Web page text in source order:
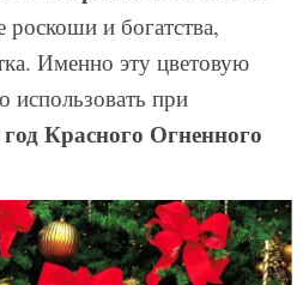
роскоши и богатства,
Именно эту цветовую
использовать при
год Красного Огненного